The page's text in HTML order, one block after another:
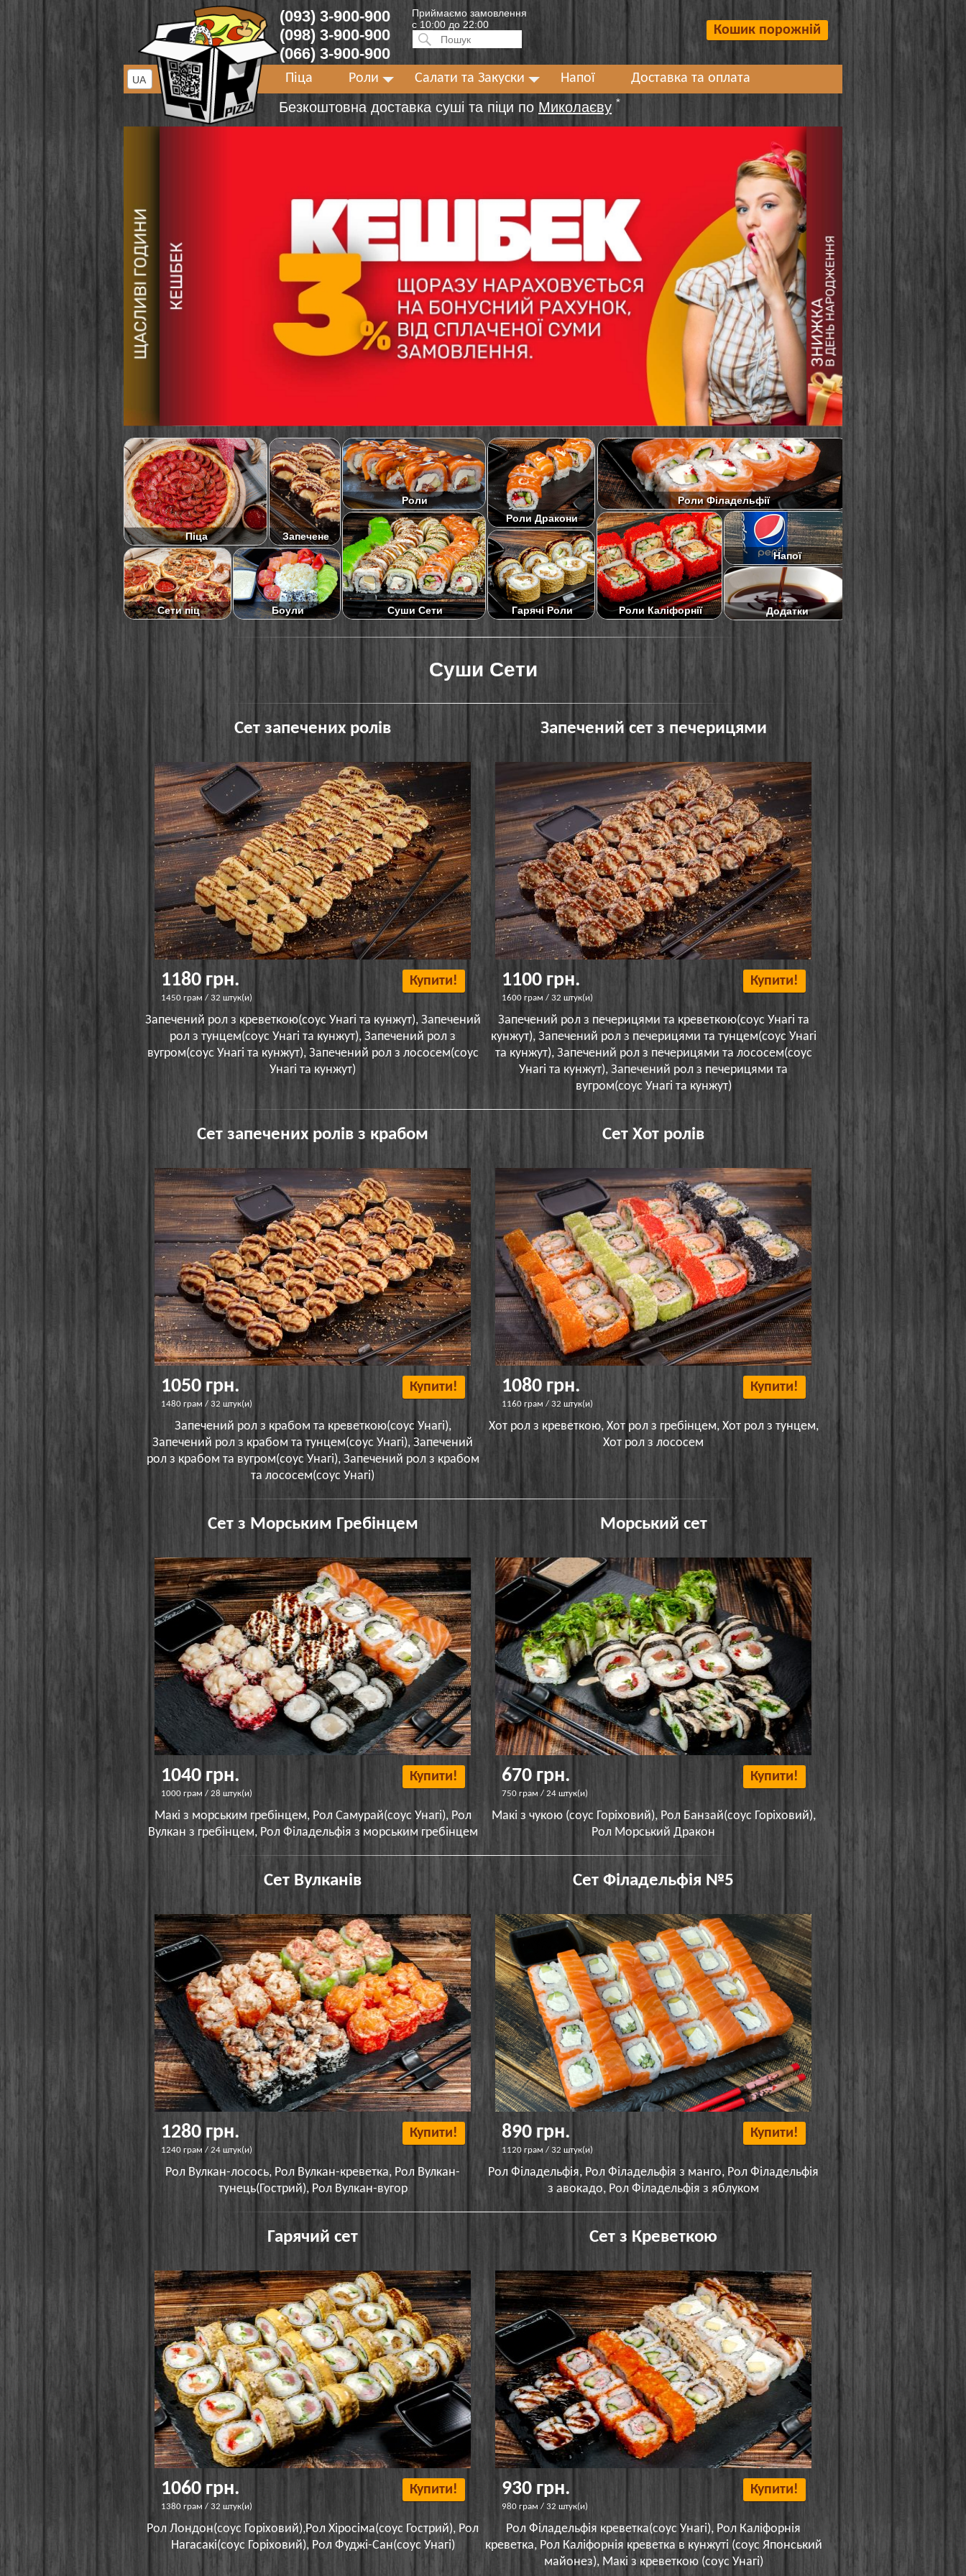
(093) 3-900-900
(098) 3-900-900
(066) 3-900-900
Приймаємо замовлення
с 10:00 до 22:00
Искать:ПОИСК Кошик порожній
Піца Роли Салати та Закуски Напої Доставка та оплата
Безкоштовна доставка суші та піци по Миколаєву *
UA
Піца Запечене
Роли
Роли Дракони
Роли Філадельфії
Сети піц Боули Суши Сети Гарячі Роли Роли Каліфорнії
Напої
Додатки
Суши Сети
Сет запечених ролів
1180 грн.
1450 грам / 32 штук(и)
Купити!
Запечений рол з креветкою(соус Унагі та кунжут), Запечений
рол з тунцем(соус Унагі та кунжут), Запечений рол з
вугром(соус Унагі та кунжут), Запечений рол з лососем(соус
Унагі та кунжут)
Запечений сет з печерицями
1100 грн.
1600 грам / 32 штук(и)
Купити!
Запечений рол з печерицями та креветкою(соус Унагі та
кунжут), Запечений рол з печерицями та тунцем(соус Унагі
та кунжут), Запечений рол з печерицями та лососем(соус
Унагі та кунжут), Запечений рол з печерицями та
вугром(соус Унагі та кунжут)
Сет запечених ролів з крабом
1050 грн.
1480 грам / 32 штук(и)
Купити!
Запечений рол з крабом та креветкою(соус Унагі),
Запечений рол з крабом та тунцем(соус Унагі), Запечений
рол з крабом та вугром(соус Унагі), Запечений рол з крабом
та лососем(соус Унагі)
Сет Хот ролів
1080 грн.
1160 грам / 32 штук(и)
Купити!
Хот рол з креветкою, Хот рол з гребінцем, Хот рол з тунцем,
Хот рол з лососем
Сет з Морським Гребінцем
1040 грн.
1000 грам / 28 штук(и)
Купити!
Макі з морським гребінцем, Рол Самурай(соус Унагі), Рол
Вулкан з гребінцем, Рол Філадельфія з морським гребінцем
Морський сет
670 грн.
750 грам / 24 штук(и)
Купити!
Макі з чукою (соус Горіховий), Рол Банзай(соус Горіховий),
Рол Морський Дракон
Сет Вулканів
1280 грн.
1240 грам / 24 штук(и)
Купити!
Рол Вулкан-лосось, Рол Вулкан-креветка, Рол Вулкан-
тунець(Гострий), Рол Вулкан-вугор
Сет Філадельфія №5
890 грн.
1120 грам / 32 штук(и)
Купити!
Рол Філадельфія, Рол Філадельфія з манго, Рол Філадельфія
з авокадо, Рол Філадельфія з яблуком
Гарячий сет
1060 грн.
1380 грам / 32 штук(и)
Купити!
Рол Лондон(соус Горіховий),Рол Хіросіма(соус Гострий), Рол
Нагасакі(соус Горіховий), Рол Фуджі-Сан(соус Унагі)
Сет з Креветкою
930 грн.
980 грам / 32 штук(и)
Купити!
Рол Філадельфія креветка(соус Унагі), Рол Каліфорнія
креветка, Рол Каліфорнія креветка в кунжуті (соус Японський
майонез), Макі з креветкою (соус Унагі)